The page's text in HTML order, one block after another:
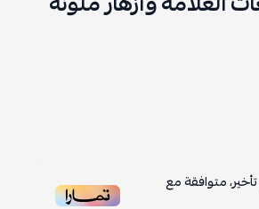
متوافقة مع